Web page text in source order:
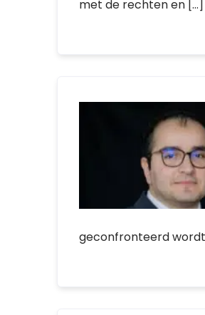
met de rechten en […]
geconfronteerd